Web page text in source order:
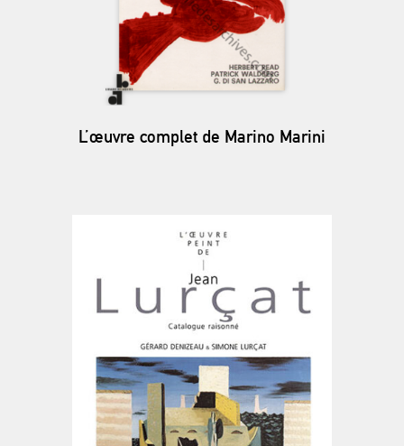
L’œuvre complet de Marino Marini